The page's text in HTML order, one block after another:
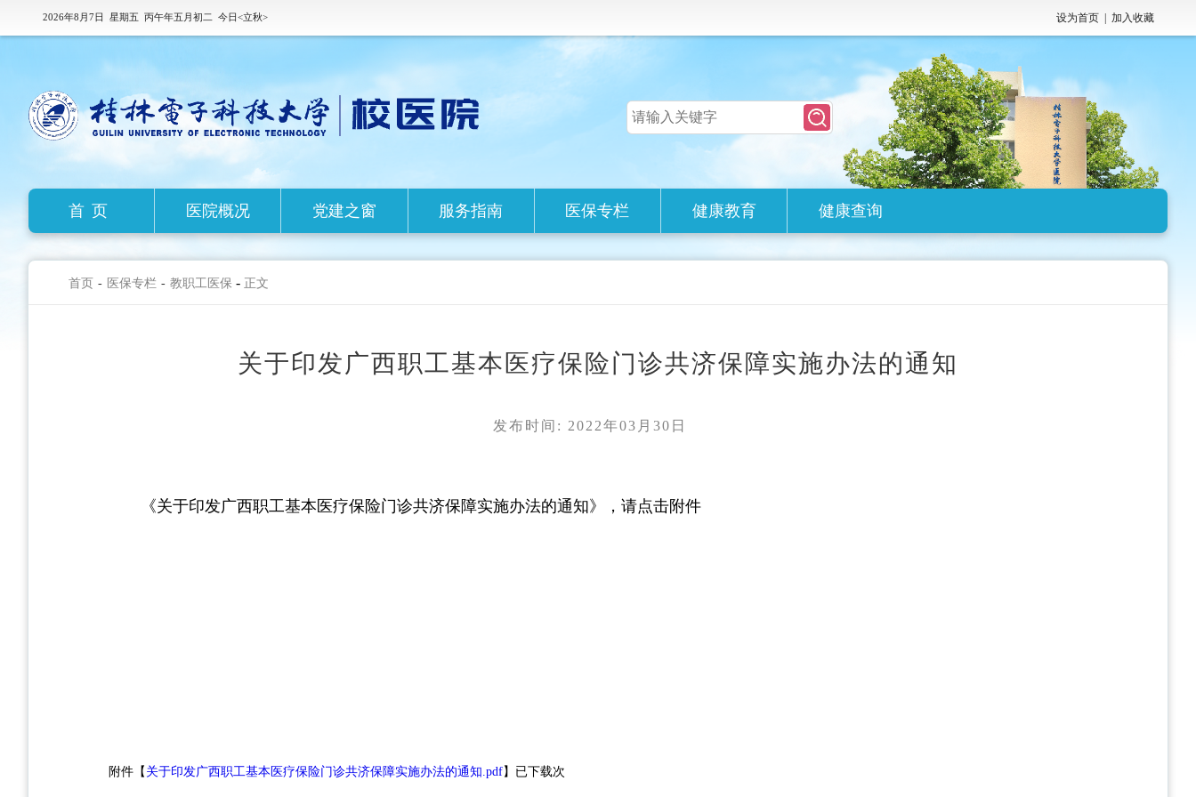
2026年8月7日 星期五 丙午年五月初二 今日<立秋> 设为首页 加入收藏
首页 医院概况 党建之窗 服务指南 医保专栏 健康教育 健康查询
首页 - 医保专栏 - 教职工医保 - 正文
关于印发广西职工基本医疗保险门诊共济保障实施办法的通知
发布时间: 2022年03月30日
《关于印发广西职工基本医疗保险门诊共济保障实施办法的通知》，请点击附件
附件【 关于印发广西职工基本医疗保险门诊共济保障实施办法的通知.pdf】已下载次